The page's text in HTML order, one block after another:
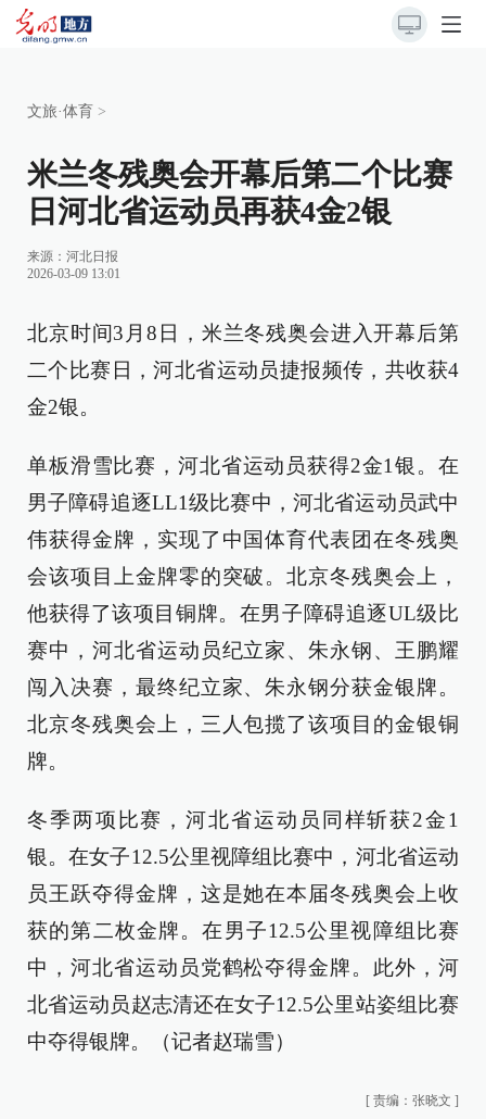
文旅·体育 >
米兰冬残奥会开幕后第二个比赛
日河北省运动员再获4金2银
来源： 河北日报
2026-03-09 13:01
北京时间3月8日，米兰冬残奥会进入开幕后第
二个比赛日，河北省运动员捷报频传，共收获4
金2银。
单板滑雪比赛，河北省运动员获得2金1银。在
男子障碍追逐LL1级比赛中，河北省运动员武中
伟获得金牌，实现了中国体育代表团在冬残奥
会该项目上金牌零的突破。北京冬残奥会上，
他获得了该项目铜牌。在男子障碍追逐UL级比
赛中，河北省运动员纪立家、朱永钢、王鹏耀
闯入决赛，最终纪立家、朱永钢分获金银牌。
北京冬残奥会上，三人包揽了该项目的金银铜
牌。
冬季两项比赛，河北省运动员同样斩获2金1
银。在女子12.5公里视障组比赛中，河北省运动
员王跃夺得金牌，这是她在本届冬残奥会上收
获的第二枚金牌。在男子12.5公里视障组比赛
中，河北省运动员党鹤松夺得金牌。此外，河
北省运动员赵志清还在女子12.5公里站姿组比赛
中夺得银牌。（记者赵瑞雪）
[ 责编：张晓文 ]